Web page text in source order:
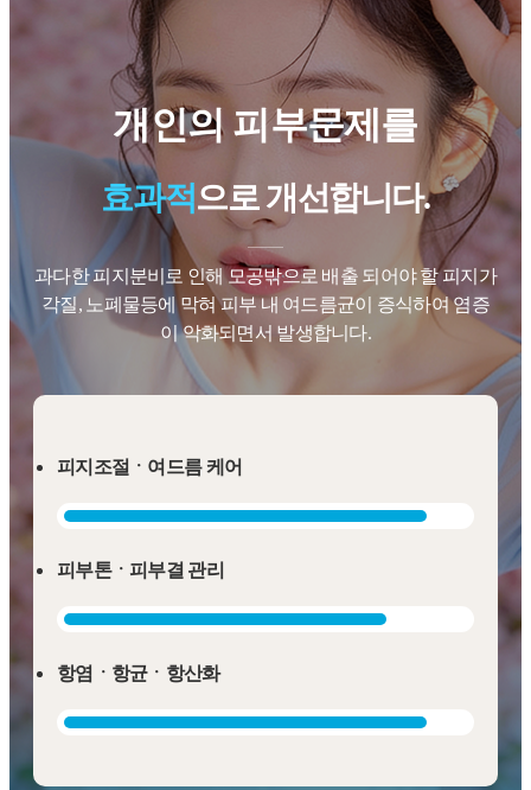
개인의 피부문제를
효과적으로 개선합니다.
과다한 피지분비로 인해 모공밖으로 배출 되어야 할 피지가
각질, 노폐물등에 막혀 피부 내 여드름균이 증식하여 염증
이 악화되면서 발생합니다.
피지조절ㆍ여드름 케어
피부톤ㆍ피부결 관리
항염ㆍ항균ㆍ항산화